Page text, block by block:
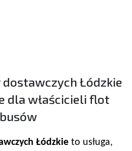
dostawczych Łódzkie
dla właścicieli flot
busów
Łódzkie to usługa,